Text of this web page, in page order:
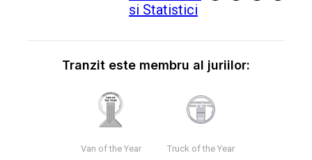
Tranzit este membru al juriilor:
Van of the Year Truck of the Year